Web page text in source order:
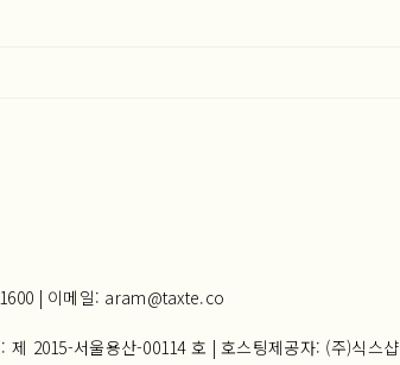
| 이메일: aram@taxte.co
제 2015-서울용산-00114 호 | 호스팅제공자: (주)식스샵